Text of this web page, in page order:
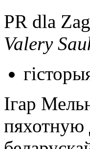
PR dla
Valery
Ігар
пяхотную